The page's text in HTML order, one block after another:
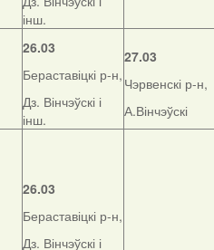
інш.
26.03
Бераставіцкі р-н,
Дз. Вінчэўскі і
інш.
27.03
Чэрвенскі р-н,
А.Вінчэўскі
26.03
Бераставіцкі р-н,
Дз. Вінчэўскі і